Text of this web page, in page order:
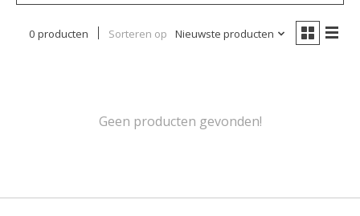
0 producten Sorteren op Nieuwste producten
Geen producten gevonden!